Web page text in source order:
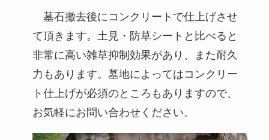
墓石撤去後にコンクリートで仕上げさせ
て頂きます。土見・防草シートと比べると
非常に高い雑草抑制効果があり、また耐久
力もあります。墓地によってはコンクリー
ト仕上げが必須のところもありますので、
お気軽にお問い合わせください。